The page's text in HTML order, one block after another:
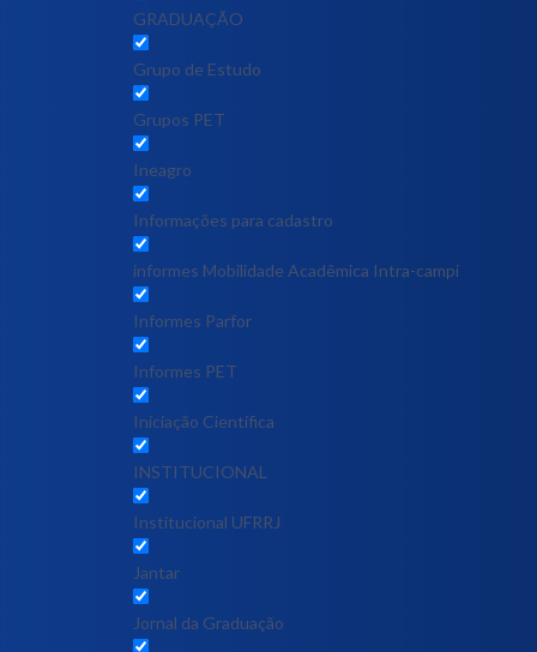
GRADUAÇÃO
Grupo de Estudo
Grupos PET
Ineagro
Informações para cadastro
informes Mobilidade Acadêmica Intra-campi
Informes Parfor
Informes PET
Iniciação Científica
INSTITUCIONAL
Institucional UFRRJ
Jantar
Jornal da Graduação